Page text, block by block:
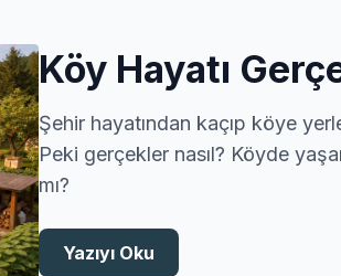
Köy Hayatı
Şehir hayatından kaçıp köye
Peki gerçekler nasıl? Köyde
mı?
Yazıyı Oku